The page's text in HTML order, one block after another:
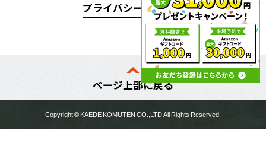
プライバシーポリシー
ページ上部に戻る
Copyright ©KAEDE KOMUTENCO.,LTD All Rights Reserved.